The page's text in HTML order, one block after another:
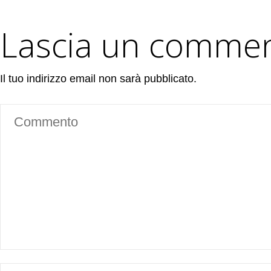
Lascia un
Il tuo indirizzo email non sarà pubblicato.